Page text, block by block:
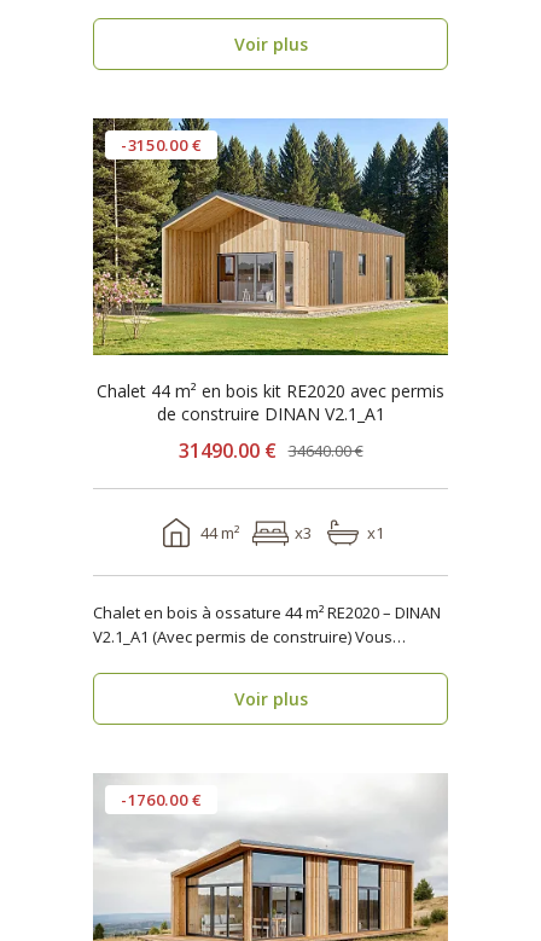
Voir plus
-3150.00 €
Chalet 44 m² en bois kit RE2020 avec permis
de construire DINAN V2.1_A1
31490.00 € 34640.00 €
44 m² x3 x1
Chalet en bois à ossature 44 m² RE2020 – DINAN
V2.1_A1 (Avec permis de construire) Vous
Voir plus
-1760.00 €